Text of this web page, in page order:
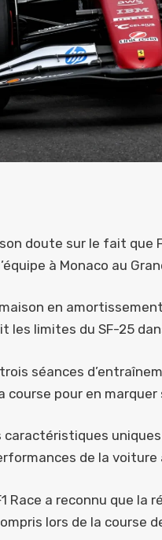
doute sur le fait que
à Monaco au
en
les limites du SF-25
séances
course pour en
caractéristiques
de la
Race a reconnu que
lors de la course